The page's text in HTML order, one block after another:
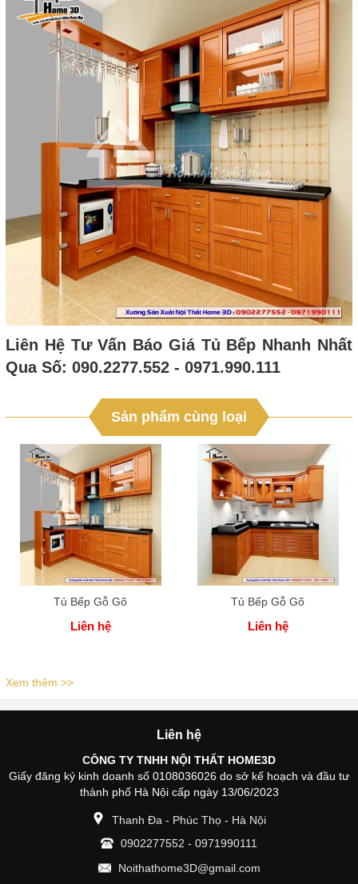
Liên Hệ Tư Vấn Báo Giá Tủ Bếp Nhanh Nhất
Qua Số: 090.2277.552 - 0971.990.111
Sản phẩm cùng loại
Tủ Bếp Gỗ Gõ
Liên hệ
Tủ Bếp Gỗ Gõ
Liên hệ
Xem thêm >>
Liên hệ
CÔNG TY TNHH NỘI THẤT HOME3D
Giấy đăng ký kinh doanh số 0108036026 do sở kế hoạch và đầu tư
thành phố Hà Nội cấp ngày 13/06/2023
Thanh Đa - Phúc Thọ - Hà Nội
0902277552 - 0971990111
Noithathome3D@gmail.com